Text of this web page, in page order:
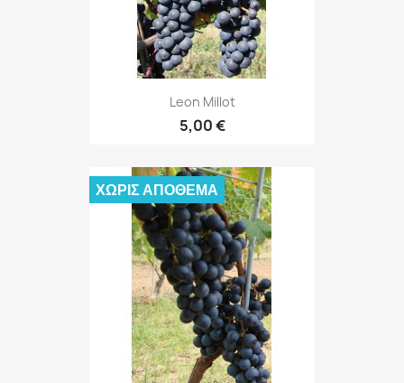
Leon Millot
5,00 €
ΧΩΡΊΣ ΑΠΌΘΕΜΑ